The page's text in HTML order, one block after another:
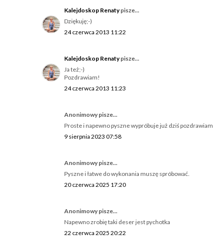
Kalejdoskop Renatypisze...
Dziękuję;-)
24 czerwca 2013 11:22
Kalejdoskop Renatypisze...
Ja też;-)
Pozdrawiam!
24 czerwca 2013 11:23
Anonimowy pisze...
Proste i napewno pyszne wypróbuje już dziś pozdrawiam
9 sierpnia 2023 07:58
Anonimowy pisze...
Pyszne i łatwe do wykonania muszę spróbować.
20 czerwca 2025 17:20
Anonimowy pisze...
Napewno zrobię taki deser jest pychotka
22 czerwca 2025 20:22